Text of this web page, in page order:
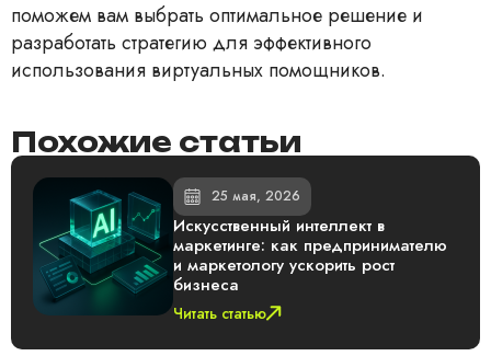
поможем вам выбрать оптимальное решение и
разработать стратегию для эффективного
использования виртуальных помощников.
Похожие статьи
25 мая, 2026
Искусственный интеллект в
маркетинге: как предпринимателю
и маркетологу ускорить рост
бизнеса
Читать статью